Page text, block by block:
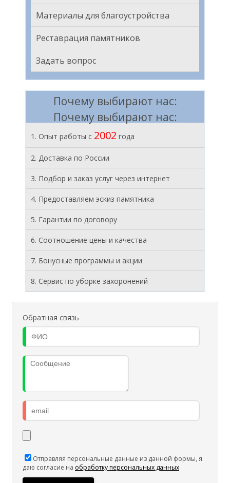
Материалы для благоустройства
Реставрация памятников
Задать вопрос
Почему выбирают нас:
Почему выбирают нас:
1. Опыт работы с 2002 года
2. Доставка по России
3. Подбор и заказ услуг через интернет
4. Предоставляем эскиз памятника
5. Гарантии по договору
6. Соотношение цены и качества
7. Бонусные программы и акции
8. Cервис по уборке захоронений
Обратная связь
Отправляя персональные данные из данной формы, я
даю согласие на обработку персональных данных